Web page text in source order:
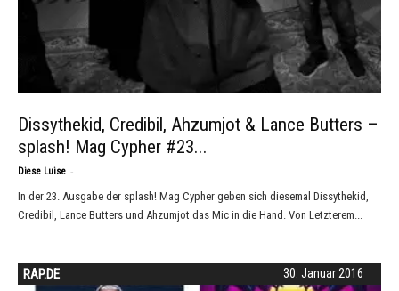
Dissythekid, Credibil, Ahzumjot & Lance Butters –
splash! Mag Cypher #23...
Diese Luise -
In der 23. Ausgabe der splash! Mag Cypher geben sich diesemal Dissythekid,
Credibil, Lance Butters und Ahzumjot das Mic in die Hand. Von Letzterem...
30. Januar 2016
RAP.DE